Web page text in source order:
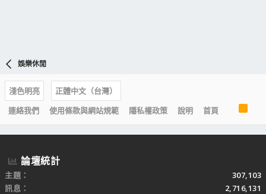
娛樂休閒
淺色明亮
正體中文（台灣）
連絡我們
使用條款與網站規範 隱私權政策 說明 首頁
S
論壇統計
主題
307,103
訊息
2,716,131